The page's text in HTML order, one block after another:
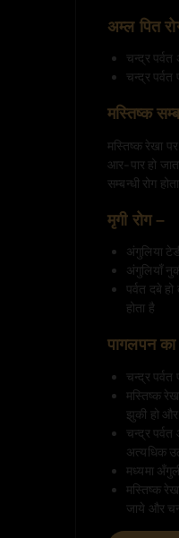
अम्ल पित
चन्द्र
चन्द्र पर्वत
मस्तिष्क
मस्तिष्क रेखा
आर-पार हो
सम्बन्धी रोग
मृगी रोग –
अंगुलिया
अंगुलियाँ
पर्वत दबे
होता है
पागलपन का
चन्द्र पर्वत
मस्तिष्क
झुकी हो और
चन्द्र पर्वत
अत्यधिक
मध्यमा
मस्तिष्क
जाये और